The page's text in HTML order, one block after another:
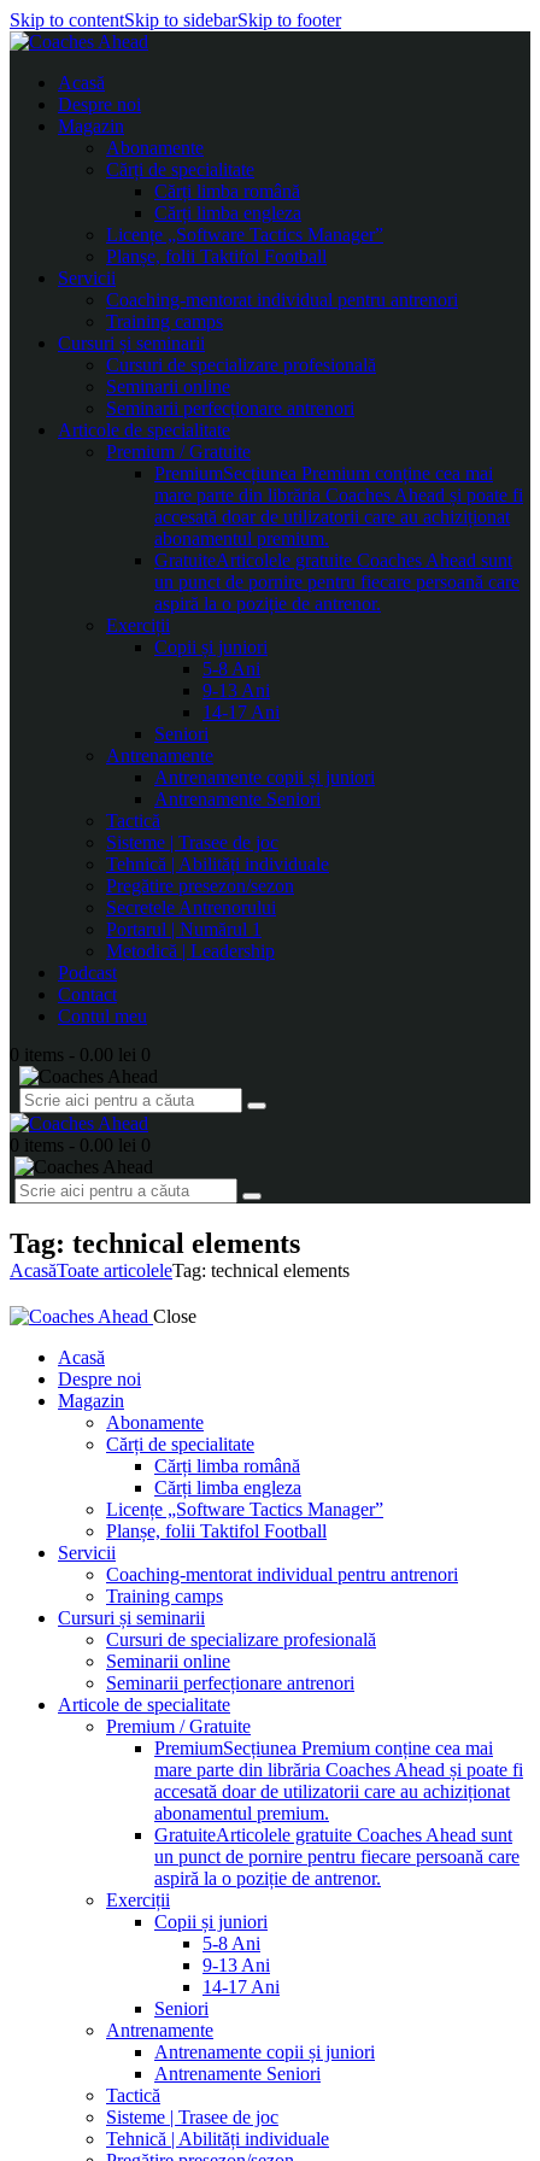
Skip to contentSkip to sidebarSkip to footer
Acasă
Despre noi
Magazin
Abonamente
Cărți de specialitate
Cărți limba română
Cărți limba engleza
Licențe „Software Tactics Manager”
Planșe, folii Taktifol Football
Servicii
Coaching-mentorat individual pentru antrenori
Training camps
Cursuri și seminarii
Cursuri de specializare profesională
Seminarii online
Seminarii perfecționare antrenori
Articole de specialitate
Premium / Gratuite
PremiumSecțiunea Premium conține cea mai
mare parte din librăria Coaches Ahead și poate fi
accesată doar de utilizatorii care au achiziționat
abonamentul premium.
GratuiteArticolele gratuite Coaches Ahead sunt
un punct de pornire pentru fiecare persoană care
aspiră la o poziție de antrenor.
Exerciții
Copii și juniori
5-8 Ani
9-13 Ani
14-17 Ani
Seniori
Antrenamente
Antrenamente copii și juniori
Antrenamente Seniori
Tactică
Sisteme | Trasee de joc
Tehnică | Abilități individuale
Pregătire presezon/sezon
Secretele Antrenorului
Portarul | Numărul 1
Metodică | Leadership
Podcast
Contact
Contul meu
0 items - 0.00 lei 0
0 items - 0.00 lei 0
Tag: technical elements
AcasăToate articoleleTag: technical elements
Close
Acasă
Despre noi
Magazin
Abonamente
Cărți de specialitate
Cărți limba română
Cărți limba engleza
Licențe „Software Tactics Manager”
Planșe, folii Taktifol Football
Servicii
Coaching-mentorat individual pentru antrenori
Training camps
Cursuri și seminarii
Cursuri de specializare profesională
Seminarii online
Seminarii perfecționare antrenori
Articole de specialitate
Premium / Gratuite
PremiumSecțiunea Premium conține cea mai
mare parte din librăria Coaches Ahead și poate fi
accesată doar de utilizatorii care au achiziționat
abonamentul premium.
GratuiteArticolele gratuite Coaches Ahead sunt
un punct de pornire pentru fiecare persoană care
aspiră la o poziție de antrenor.
Exerciții
Copii și juniori
5-8 Ani
9-13 Ani
14-17 Ani
Seniori
Antrenamente
Antrenamente copii și juniori
Antrenamente Seniori
Tactică
Sisteme | Trasee de joc
Tehnică | Abilități individuale